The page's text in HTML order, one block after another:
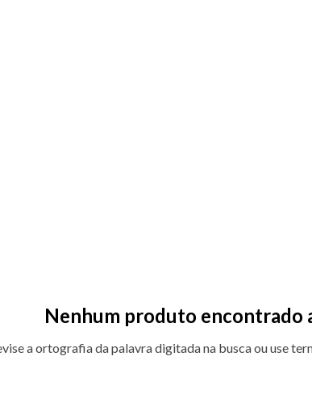
Nenhum produto encontrado
a ortografia da palavra digitada na busca ou use